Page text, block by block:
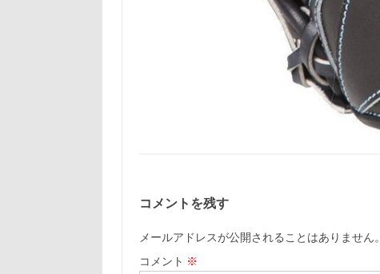
コメントを残す
メールアドレスが公開されることはありません。
コメント ※